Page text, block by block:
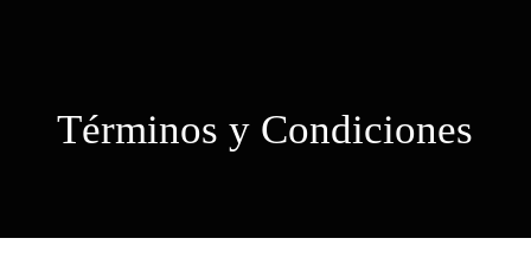
Términos y Condiciones